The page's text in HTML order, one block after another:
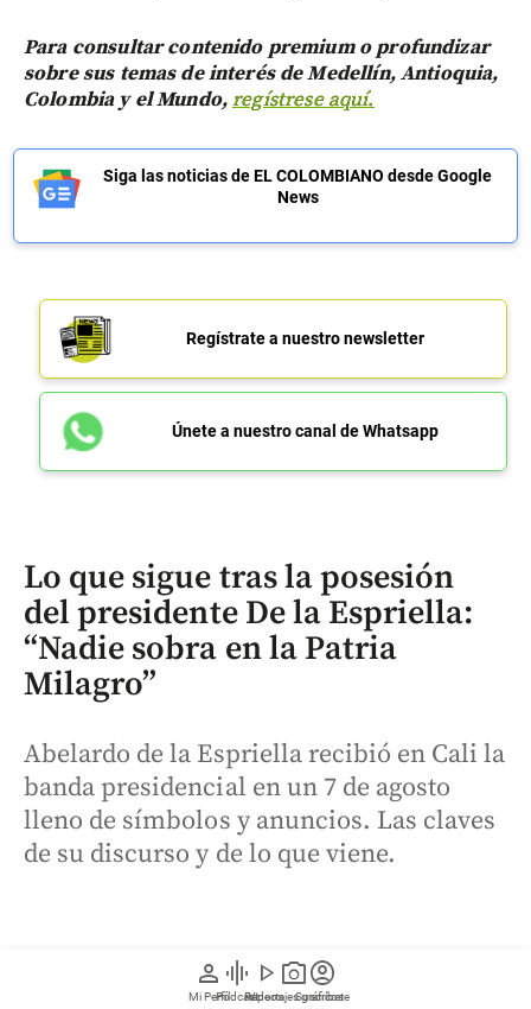
person
Mi Perfil
graphic_eq
Pódcast
play_arrow
Videos
photo_camera
Reportajes gráficos
account_circle
Suscríbete
Para consultar contenido premium o profundizar
sobre sus temas de interés de Medellín, Antioquia,
Colombia y el Mundo,regístrese aquí.
Siga las noticias de EL COLOMBIANO desde Google
News
Regístrate a nuestro newsletter
Únete a nuestro canal de Whatsapp
Lo que sigue tras la posesión
del presidente De la Espriella:
“Nadie sobra en la Patria
Milagro”
Abelardo de la Espriella recibió en Cali la
banda presidencial en un 7 de agosto
lleno de símbolos y anuncios. Las claves
de su discurso y de lo que viene.